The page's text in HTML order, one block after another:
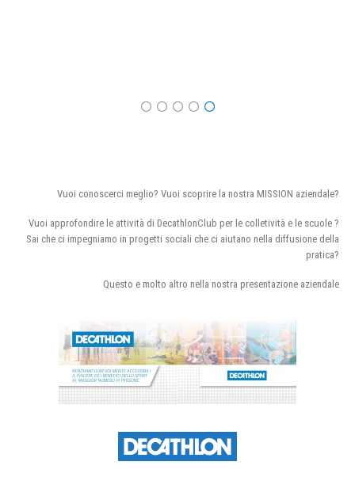
Vuoi conoscerci meglio? Vuoi scoprire la nostra MISSION aziendale?
Vuoi approfondire le attività di DecathlonClub per le colletività e le scuole ?
Sai che ci impegniamo in progetti sociali che ci aiutano nella diffusione della
pratica?
Questo e molto altro nella nostra presentazione aziendale